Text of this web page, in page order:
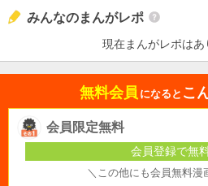
みんなのまんがレポ
現在まんがレポはあ
無料会員 になると こ
会員限定無料
会員登録で無
＼この他にも会員無料漫